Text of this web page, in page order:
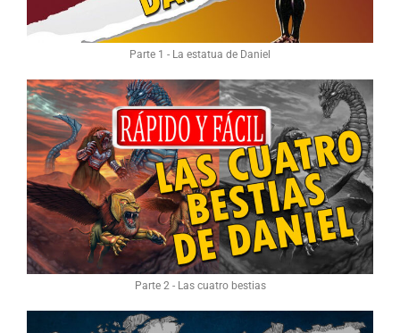
Parte 1 - La estatua de Daniel
Parte 2 - Las cuatro bestias